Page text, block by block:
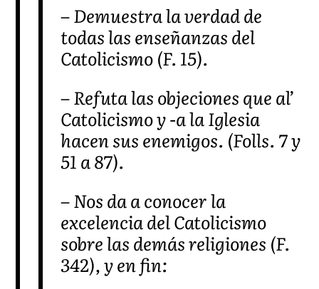
– Demuestra la verdad de
todas las enseñanzas del
Catolicismo (F. 15).
– Refuta las objeciones que al’
Catolicismo y -a la Iglesia
hacen sus enemigos. (Folls. 7 y
51 a 87).
– Nos da a conocer la
excelencia del Catolicismo
sobre las demás religiones (F.
342), y en fin: